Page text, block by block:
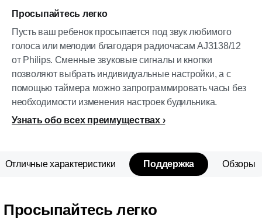
Просыпайтесь легко
Пусть ваш ребенок просыпается под звук любимого
голоса или мелодии благодаря радиочасам AJ3138/12
от Philips. Сменные звуковые сигналы и кнопки
позволяют выбрать индивидуальные настройки, а с
помощью таймера можно запрограммировать часы без
необходимости изменения настроек будильника.
Узнать обо всех преимуществах
Отличные характеристики Поддержка Обзоры
Просыпайтесь легко